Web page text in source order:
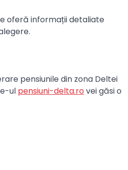
oferă informații detaliate
pensiunile din zona Deltei
ul pensiuni-delta.ro vei găsi o